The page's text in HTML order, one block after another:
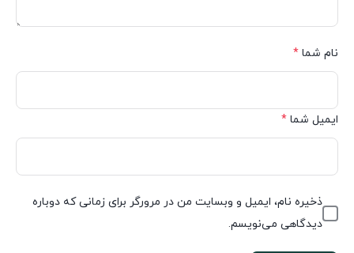
نام شما *
ایمیل شما *
ذخیره نام، ایمیل و وبسایت من در مرورگر برای زمانی که دوباره
دیدگاهی می‌نویسم.